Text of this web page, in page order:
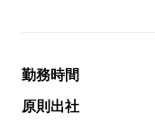
勤務時間
原則出社